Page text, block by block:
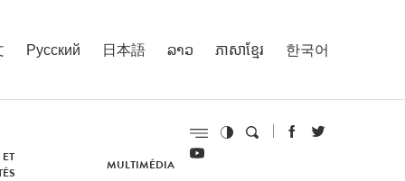
Русский 日本語 ລາວ ភាសាខ្មែរ 한국어
MULTIMÉDIA